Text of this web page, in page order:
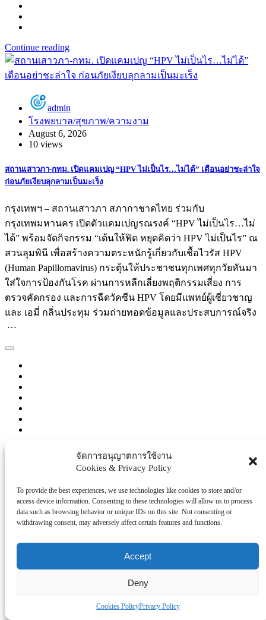
จัดการอนุญาตการใช้งาน
Cookies & Privacy Policy
To provide the best experiences, we use technologies like cookies to store and/or
access device information. Consenting to these technologies will allow us to process
data such as browsing behavior or unique IDs on this site. Not consenting or
withdrawing consent, may adversely affect certain features and functions.
Accept
Deny
Cookies PolicyPrivacy Policy
Continue reading
admin
โรงพยบาล/สุขภาพ/ความงาม
August 6, 2026
10 views
สถานเสาวภา-กทม. เปิดแคมเปญ “HPV ไม่เป็นไร…ไม่ได้” เตือนอย่าชะล่าใจ
ก่อนภัยเงียบลุกลามเป็นมะเร็ง
กรุงเทพฯ – สถานเสาวภา สภากาชาดไทย ร่วมกับ
กรุงเทพมหานคร เปิดตัวแคมเปญรณรงค์ “HPV ไม่เป็นไร…ไม่
ได้” พร้อมจัดกิจกรรม “เต้นให้ฟิต หยุดคิดว่า HPV ไม่เป็นไร” ณ
สวนลุมพินี เพื่อสร้างความตระหนักรู้เกี่ยวกับเชื้อไวรัส HPV
(Human Papillomavirus) กระตุ้นให้ประชาชนทุกเพศทุกวัยหันมา
ใส่ใจการป้องกันโรค ผ่านการหลีกเลี่ยงพฤติกรรมเสี่ยง การ
ตรวจคัดกรอง และการฉีดวัคซีน HPV โดยมีแพทย์ผู้เชี่ยวชาญ
และ เอมี่ กลิ่นประทุม ร่วมถ่ายทอดข้อมูลและประสบการณ์จริง
…
Author
โรงพยบาล/สุขภาพ/ความงาม
สรพ. ครบรอบ 17 ปี ชูมาตรฐาน HA ไทยสู่เวทีโลก ปักหมุด Digital Health ยก
นนทบุรี – สถาบันรับรองคุณภาพสถานพยาบาล (องค์การ